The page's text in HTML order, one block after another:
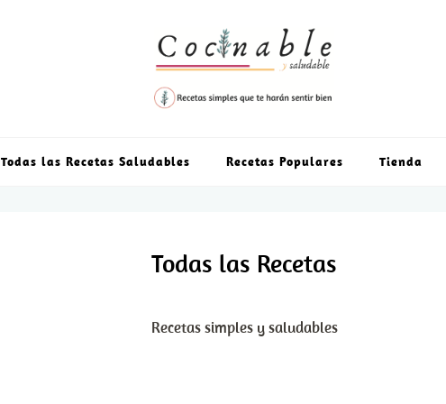
Todas las Recetas Saludables Recetas Populares Tienda
Todas las Recetas
Recetas simples y saludables